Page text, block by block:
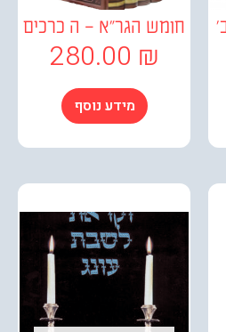
הגר"א – ה כרכים
280.00
מידע נוסף